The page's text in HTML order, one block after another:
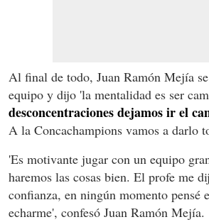
Al final de todo, Juan Ramón Mejía
equipo y dijo 'la mentalidad es ser
desconcentraciones dejamos ir el
A la Concachampions vamos a darlo
'Es motivante jugar con un equipo
haremos las cosas bien. El profe me
confianza, en ningún momento pensé
echarme', confesó Juan Ramón Mejía.